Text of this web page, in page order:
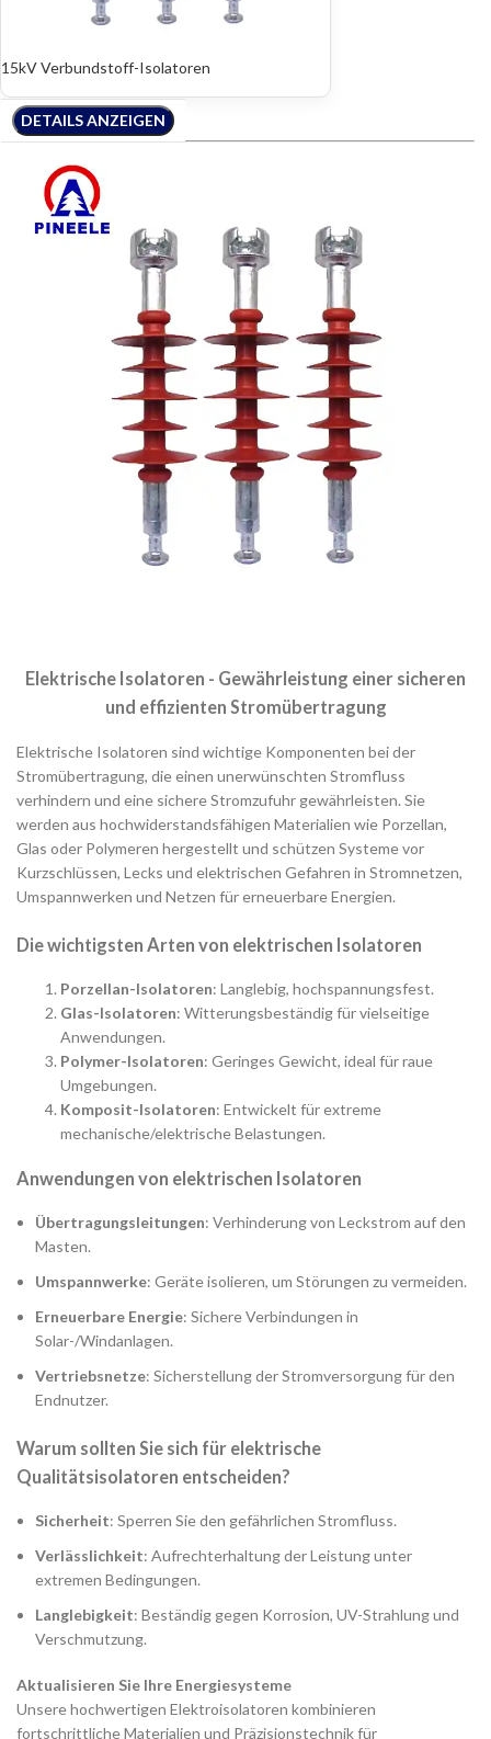
DETAILS ANZEIGEN
DETAILS ANZEIGEN
15kV Verbundstoff-Isolatoren
Elektrische Isolatoren - Gewährleistung einer sicheren
und effizienten Stromübertragung
Elektrische Isolatoren sind wichtige Komponenten bei der
Stromübertragung, die einen unerwünschten Stromfluss
verhindern und eine sichere Stromzufuhr gewährleisten. Sie
werden aus hochwiderstandsfähigen Materialien wie Porzellan,
Glas oder Polymeren hergestellt und schützen Systeme vor
Kurzschlüssen, Lecks und elektrischen Gefahren in Stromnetzen,
Umspannwerken und Netzen für erneuerbare Energien.
Die wichtigsten Arten von elektrischen Isolatoren
Porzellan-Isolatoren: Langlebig, hochspannungsfest.
Glas-Isolatoren: Witterungsbeständig für vielseitige
Anwendungen.
Polymer-Isolatoren: Geringes Gewicht, ideal für raue
Umgebungen.
Komposit-Isolatoren: Entwickelt für extreme
mechanische/elektrische Belastungen.
Anwendungen von elektrischen Isolatoren
Übertragungsleitungen: Verhinderung von Leckstrom auf den
Masten.
Umspannwerke: Geräte isolieren, um Störungen zu vermeiden.
Erneuerbare Energie: Sichere Verbindungen in
Solar-/Windanlagen.
Vertriebsnetze: Sicherstellung der Stromversorgung für den
Endnutzer.
Warum sollten Sie sich für elektrische
Qualitätsisolatoren entscheiden?
Sicherheit: Sperren Sie den gefährlichen Stromfluss.
Verlässlichkeit: Aufrechterhaltung der Leistung unter
extremen Bedingungen.
Langlebigkeit: Beständig gegen Korrosion, UV-Strahlung und
Verschmutzung.
Aktualisieren Sie Ihre Energiesysteme
Unsere hochwertigen Elektroisolatoren kombinieren
fortschrittliche Materialien und Präzisionstechnik für